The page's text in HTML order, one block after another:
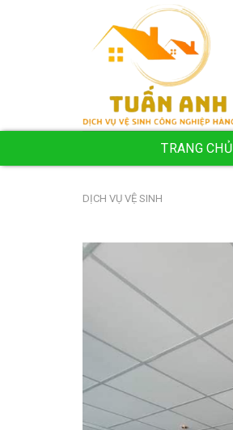
TRANG CHỦ
DỊCH VỤ VỆ SINH